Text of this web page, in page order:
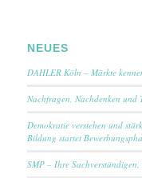
NEUES
DAHLER Köln – Märkte
Nachfragen, Nachdenken und
Demokratie verstehen und
Bildung startet
SMP – Ihre